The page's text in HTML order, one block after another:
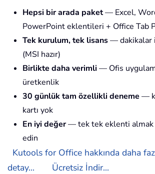
Hepsi bir arada paket— Excel,
PowerPoint eklentileri + Office Tab
Tek kurulum, tek lisans— dakikalar
(MSI hazır)
Birlikte daha verimli — Ofis
üretkenlik
30 günlük tam özellikli deneme —
kartı yok
En iyi değer— tek tek eklenti almak
edin
Kutools for Office hakkında daha
detay...
Ücretsiz İndir...